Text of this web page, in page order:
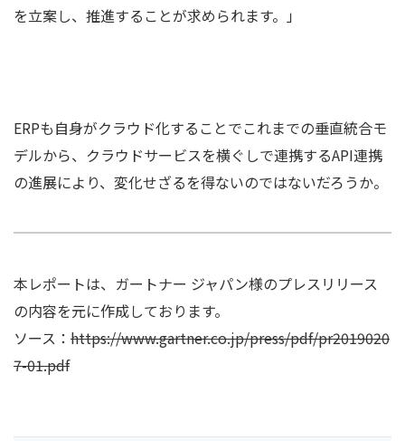
を立案し、推進することが求められます。」
ERPも自身がクラウド化することでこれまでの垂直統合モ
デルから、クラウドサービスを横ぐしで連携するAPI連携
の進展により、変化せざるを得ないのではないだろうか。
本レポートは、ガートナー ジャパン様のプレスリリース
の内容を元に作成しております。
ソース： https://www.gartner.co.jp/press/pdf/pr2019020
7-01.pdf